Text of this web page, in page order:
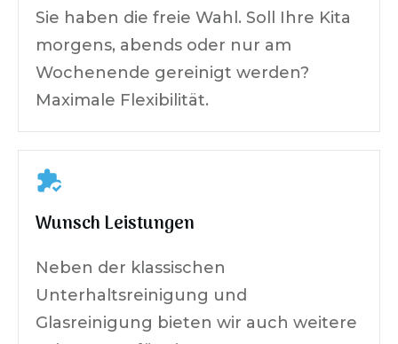
Sie haben die freie Wahl. Soll Ihre Kita
morgens, abends oder nur am
Wochenende gereinigt werden?
Maximale Flexibilität.
Wunsch Leistungen
Neben der klassischen
Unterhaltsreinigung und
Glasreinigung bieten wir auch weitere